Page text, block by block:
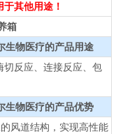
其他用途！
箱
生物医疗的产品用途
切反应、连接反应、包
生物医疗的产品优势
风道结构，实现高性能